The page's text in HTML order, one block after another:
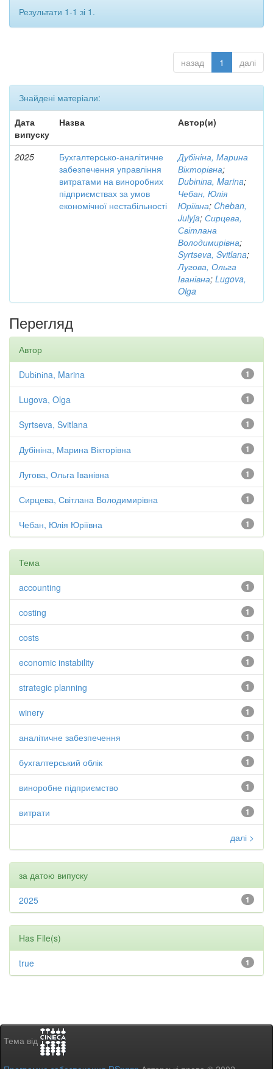
Результати 1-1 зі 1.
назад 1 далі
Знайдені матеріали:
Дата
випуску
Назва Автор(и)
2025
Бухгалтерсько-аналітичне
забезпечення управління
витратами на виноробних
підприємствах за умов
економічної нестабільності
Дубініна, Марина
Вікторівна;
Dubіnіna, Marina;
Чебан, Юлія
Юріївна; Cheban,
Julyja; Сирцева,
Світлана
Володимирівна;
Syrtseva, Svitlana;
Лугова, Ольга
Іванівна; Lugova,
Olga
Перегляд
Автор
1
Dubіnіna, Marina
1
Lugova, Olga
1
Syrtseva, Svitlana
1
Дубініна, Марина Вікторівна
1
Лугова, Ольга Іванівна
1
Сирцева, Світлана Володимирівна
1
Чебан, Юлія Юріївна
Тема
1
accounting
1
costing
1
costs
1
economic instability
1
strategic planning
1
winery
1
аналітичне забезпечення
1
бухгалтерський облік
1
виноробне підприємство
1
витрати
далі >
за датою випуску
1
2025
Has File(s)
1
true
Тема від